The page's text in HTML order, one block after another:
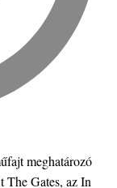
meghatározó
The Gates, az In